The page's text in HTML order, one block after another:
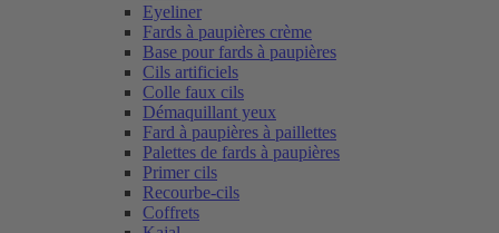
Eyeliner
Fards à paupières crème
Base pour fards à paupières
Cils artificiels
Colle faux cils
Démaquillant yeux
Fard à paupières à paillettes
Palettes de fards à paupières
Primer cils
Recourbe-cils
Coffrets